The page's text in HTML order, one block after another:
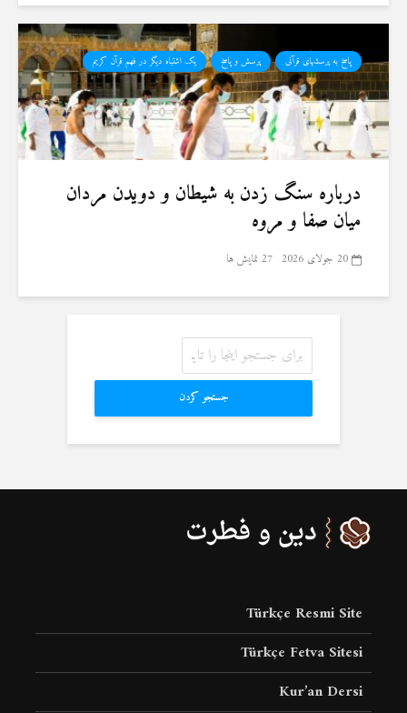
پاسخ به پرسشهای قرآنی پرسش و پاسخ یک اشتباه دیگر در فهم قرآن کریم
درباره سنگ زدن به شیطان و دویدن مردان
میان صفا و مروه
20 جولای 2026 27 نمایش ها
جستجو کردن
Türkçe Resmi Site
Türkçe Fetva Sitesi
Kur’an Dersi